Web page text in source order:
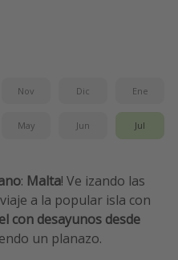
Nov Dic Ene
May Jun Jul
: Malta! Ve izando las
a la popular isla con
con desayunos desde
un planazo.